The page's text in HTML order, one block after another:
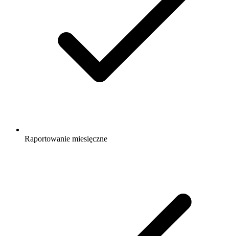
Raportowanie miesięczne